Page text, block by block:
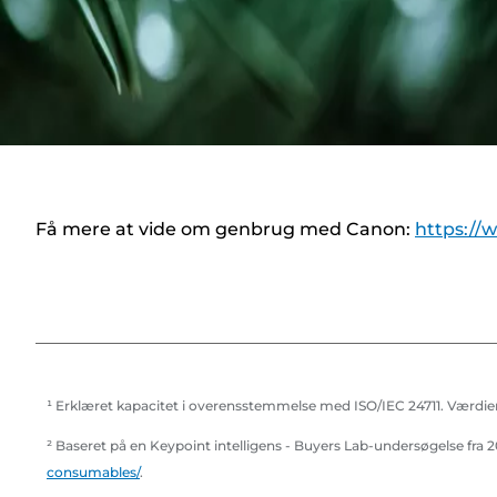
Få mere at vide om genbrug med Canon: https://
¹ Erklæret kapacitet i overensstemmelse med ISO/IEC 24711.
² Baseret på en Keypoint intelligens - Buyers Lab-undersøgelse
consumables/.